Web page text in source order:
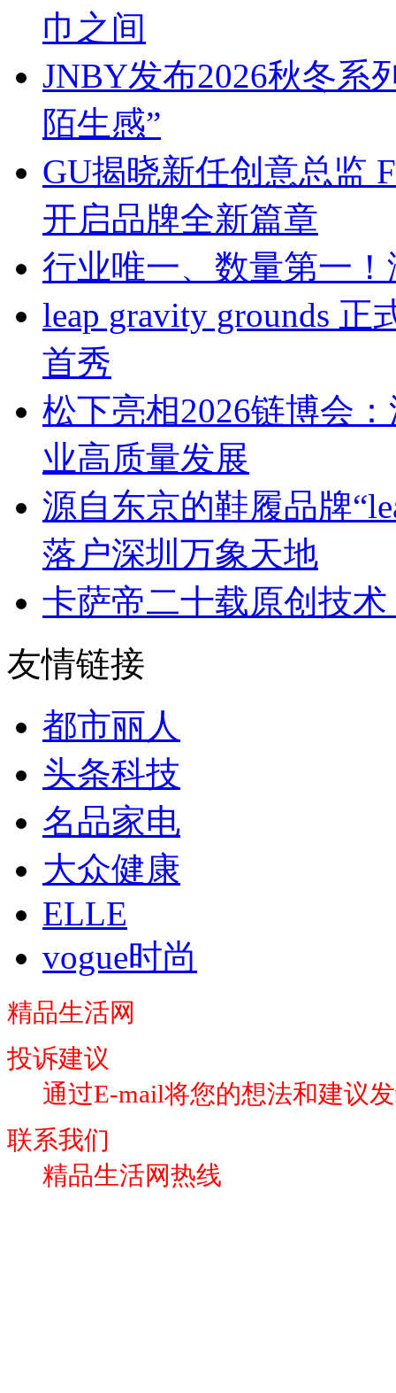
巾之间
JNBY发布2026秋冬系
陌生感”
GU揭晓新任创意总监
开启品牌全新篇章
行业唯一、数量第一
leap gravity grounds
首秀
松下亮相2026链博会
业高质量发展
源自东京的鞋履品牌
落户深圳万象天地
卡萨帝二十载原创技
友情链接
都市丽人
头条科技
名品家电
大众健康
ELLE
vogue时尚
精品生活网
投诉建议
通过E-mail将您的想法和建议
联系我们
精品生活网热线